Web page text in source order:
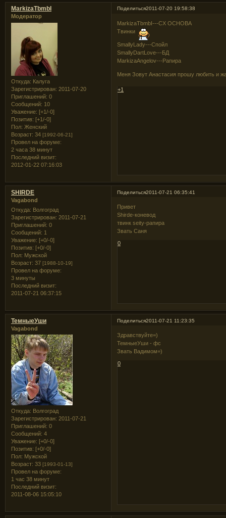
Поделиться2011-07-20 19:58:38
MarkizaTbmbI
Модератор
Откуда: Калуга
Зарегистрирован: 2011-07-20
Приглашений: 0
Сообщений: 10
Уважение: [+1/-0]
Позитив: [+1/-0]
Пол: Женский
Возраст: 34 [1992-06-21]
Провел на форуме:
2 часа 38 минут
Последний визит:
2012-01-22 07:16:03
MarkizaTbmbI---CX ОСНОВА
Твинки
SmallyLady---Спойл
SmallyDartLove---БД
MarkizaAngelov---Рапира
Меня Зовут Анастасия прошу любить и
+1
Поделиться2011-07-21 06:35:41
SHIRDE
Vagabond
Откуда: Волгоград
Зарегистрирован: 2011-07-21
Приглашений: 0
Сообщений: 1
Уважение: [+0/-0]
Позитив: [+0/-0]
Пол: Мужской
Возраст: 37 [1988-10-19]
Провел на форуме:
3 минуты
Последний визит:
2011-07-21 06:37:15
Привет
Shirde-коневод
твинк seity-рапира
Звать Саня
0
Поделиться2011-07-21 11:23:35
ТемныеУши
Vagabond
Откуда: Волгоград
Зарегистрирован: 2011-07-21
Приглашений: 0
Сообщений: 4
Уважение: [+0/-0]
Позитив: [+0/-0]
Пол: Мужской
Возраст: 33 [1993-01-13]
Провел на форуме:
1 час 38 минут
Последний визит:
2011-08-06 15:05:10
Здравствуйте=)
ТемныеУши - фс
Звать Вадимом=)
0